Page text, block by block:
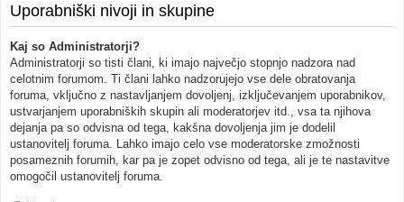
Uporabniški nivoji in skupine
Kaj so Administratorji?
Administratorji so tisti člani, ki imajo največjo stopnjo nadzora nad
celotnim forumom. Ti člani lahko nadzorujejo vse dele obratovanja
foruma, vključno z nastavljanjem dovoljenj, izključevanjem uporabnikov,
ustvarjanjem uporabniških skupin ali moderatorjev itd., vsa ta njihova
dejanja pa so odvisna od tega, kakšna dovoljenja jim je dodelil
ustanovitelj foruma. Lahko imajo celo vse moderatorske zmožnosti
posameznih forumih, kar pa je zopet odvisno od tega, ali je te nastavitve
omogočil ustanovitelj foruma.